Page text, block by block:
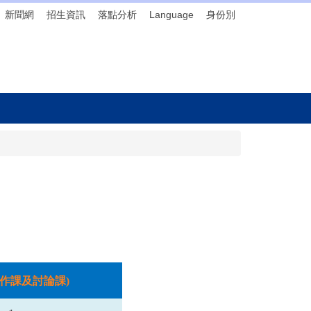
新聞網 招生資訊 落點分析 Language 身份別
課及討論課)